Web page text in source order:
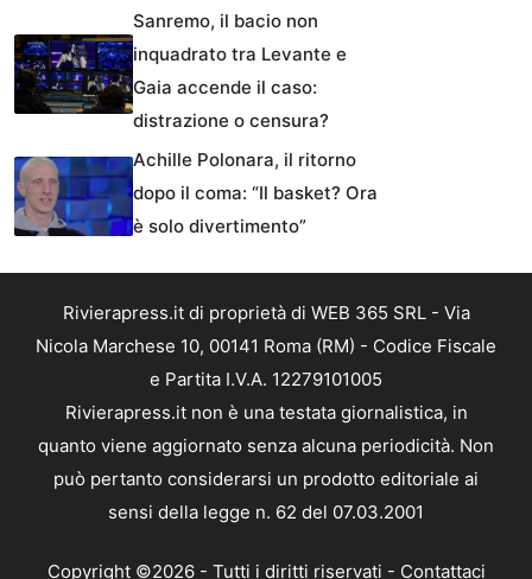
Sanremo, il bacio non
inquadrato tra Levante e
Gaia accende il caso:
distrazione o censura?
Achille Polonara, il ritorno
dopo il coma: “Il basket? Ora
è solo divertimento”
Rivierapress.it di proprietà di WEB 365 SRL - Via
Nicola Marchese 10, 00141 Roma (RM) - Codice Fiscale
e Partita I.V.A. 12279101005
Rivierapress.it non è una testata giornalistica, in
quanto viene aggiornato senza alcuna periodicità. Non
può pertanto considerarsi un prodotto editoriale ai
sensi della legge n. 62 del 07.03.2001
Copyright ©2026 - Tutti i diritti riservati - Contattaci